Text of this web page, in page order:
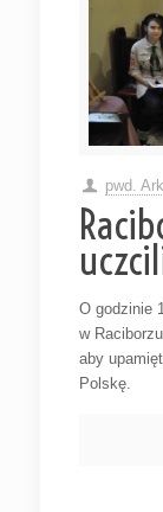
pwd.
O godzinie
w
aby
Polskę.